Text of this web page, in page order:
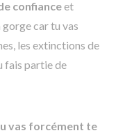
confianceet
car tu vas
les extinctions de
fais partie de
vas forcément te